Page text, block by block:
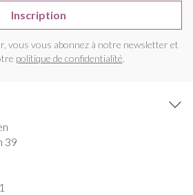
Inscription
vous vous abonnez à notre newsletter et
politique de confidentialité.
39